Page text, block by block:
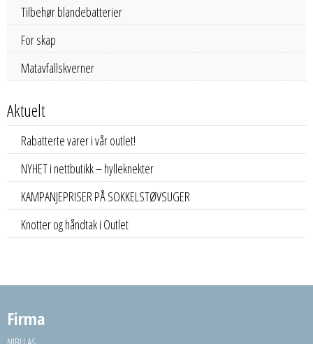
Tilbehør blandebatterier
For skap
Matavfallskverner
Aktuelt
Rabatterte varer i vår outlet!
NYHET i nettbutikk – hylleknekter
KAMPANJEPRISER PÅ SOKKELSTØVSUGER
Knotter og håndtak i Outlet
Firma